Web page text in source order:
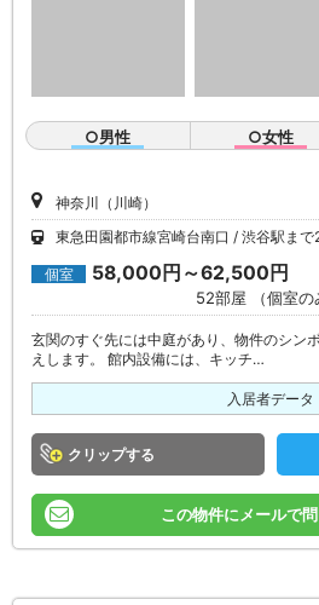
○男性 ○女性
神奈川（川崎）
東急田園都市線宮崎台南口
渋谷駅まで
個室 58,000円～62,500円
52部屋 （個室の
玄関のすぐ先には中庭があり、物件のシン
えします。 館内設備には、キッチ…
入居者データ
クリップ
この物件にメールで